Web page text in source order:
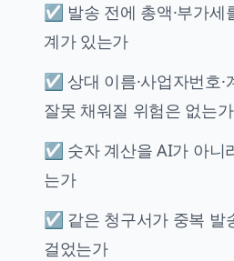
☑ 발송 전에 총액·부가세
계가 있는가
☑ 상대 이름·사업자번호·
잘못 채워질 위험은 없는가
☑ 숫자 계산을 AI가 아니
는가
☑ 같은 청구서가 중복 발
걸었는가